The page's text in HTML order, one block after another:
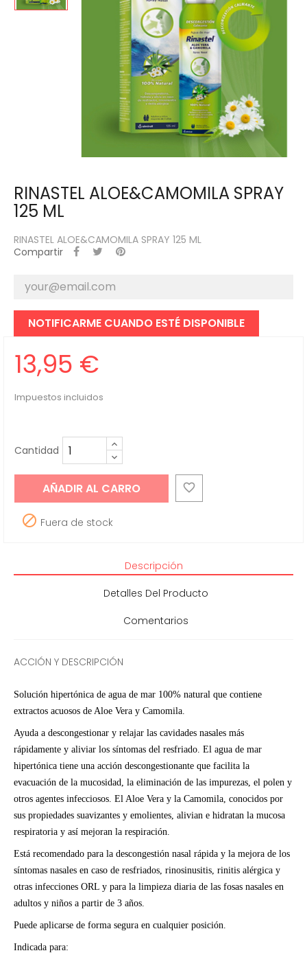
RINASTEL ALOE&CAMOMILA SPRAY
125 ML
RINASTEL ALOE&CAMOMILA SPRAY 125 ML
Compartir
NOTIFICARME CUANDO ESTÉ DISPONIBLE
13,95 €
Impuestos incluidos
Cantidad
AÑADIR AL CARRO 
 Fuera de stock
Descripción
Detalles Del Producto
Comentarios
ACCIÓN Y DESCRIPCIÓN
Solución hipertónica de agua de mar 100% natural que contiene
extractos acuosos de Aloe Vera y Camomila.
Ayuda a descongestionar y relajar las cavidades nasales más
rápidamente y aliviar los síntomas del resfriado. El agua de mar
hipertónica tiene una acción descongestionante que facilita la
evacuación de la mucosidad, la eliminación de las impurezas, el polen y
otros agentes infecciosos. El Aloe Vera y la Camomila, conocidos por
sus propiedades suavizantes y emolientes, alivian e hidratan la mucosa
respiratoria y así mejoran la respiración.
Está recomendado para la descongestión nasal rápida y la mejora de los
síntomas nasales en caso de resfriados, rinosinusitis, rinitis alérgica y
otras infecciones ORL y para la limpieza diaria de las fosas nasales en
adultos y niños a partir de 3 años.
Puede aplicarse de forma segura en cualquier posición.
Indicada para: